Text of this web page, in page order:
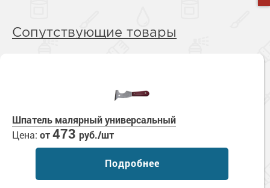
Сопутствующие товары
Шпатель малярный универсальный
Цена: от473 руб./шт
Подробнее